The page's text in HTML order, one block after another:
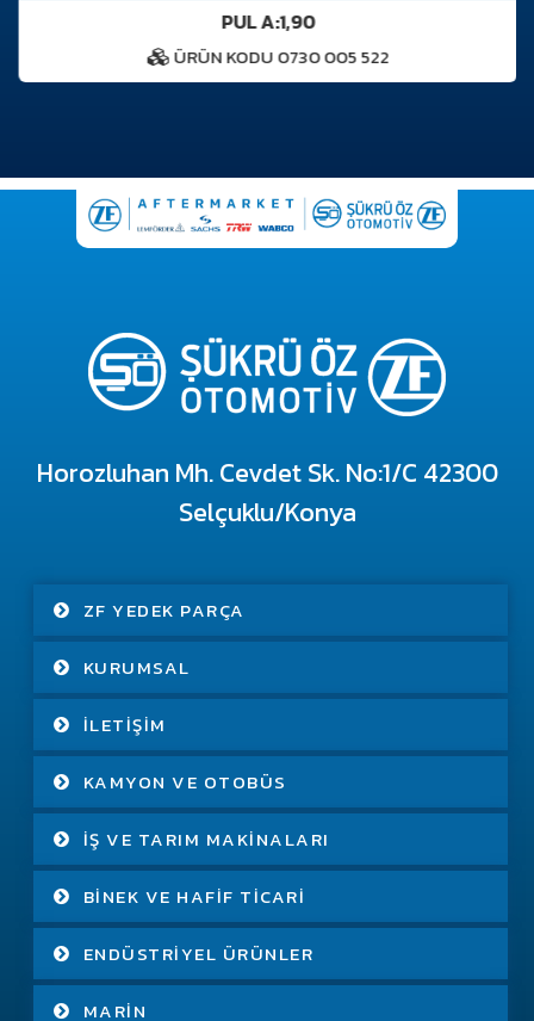
PUL A:1,90
ÜRÜN KODU 0730 005 522
Horozluhan Mh. Cevdet Sk. No:1/C 42300
Selçuklu/Konya
ZF YEDEK PARÇA
KURUMSAL
İLETIŞIM
KAMYON VE OTOBÜS
İŞ VE TARIM MAKINALARI
BINEK VE HAFIF TICARI
ENDÜSTRIYEL ÜRÜNLER
MARIN